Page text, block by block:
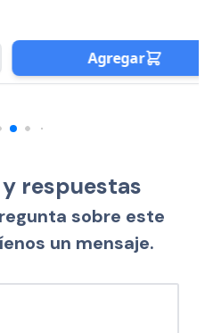
Agregar
respuestas
sobre este
un mensaje.